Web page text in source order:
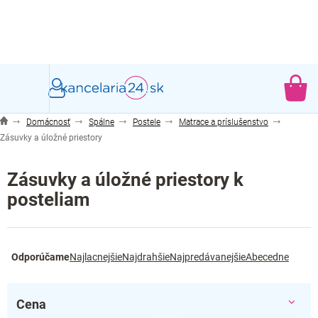
Domácnosť Spálne Postele
Matrace a príslušenstvo
Zásuvky a úložné priestory
Zásuvky a úložné priestory k
posteliam
a
n
OdporúčameNajlacnejšieNajdrahšieNajpredávanejšieAbecedne
Cena